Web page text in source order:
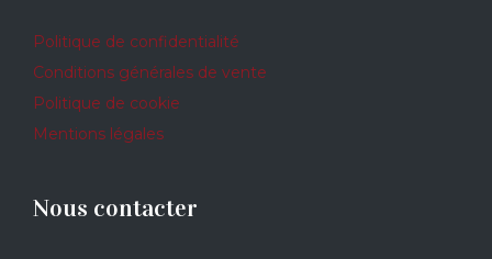
Politique de confidentialité
Conditions générales de vente
Politique de cookie
Mentions légales
Nous contacter